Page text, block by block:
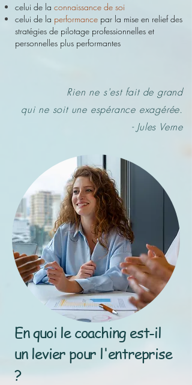
celui de la connaissance de soi
celui de la performance par la mise en relief des
stratégies de pilotage professionnelles et
personnelles plus performantes
Rien ne s'est fait de grand
qui ne soit une espérance exagérée.
- Jules Verne
En quoi le coaching est-il
un levier pour l'entreprise
?